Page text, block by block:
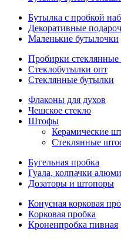
Бутылка с пробкой
Декоративные
Маленькие бутылочки
Пробирки стеклянные
Стеклобутылки опт
Стеклянные бутылки
Флаконы для духов
Чешское стекло
Штофы
Керамические
Стеклянные
Бугельная пробка
Гуала, колпачки
Дозаторы и штопоры
Конусная корковая
Корковая пробка
Кроненпробка пивная